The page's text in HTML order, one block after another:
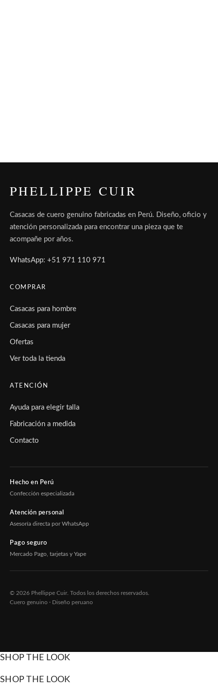
PHELLIPPE CUIR
Casacas de cuero genuino fabricadas en Perú. Diseño, oficio y
atención personalizada para encontrar una pieza que te
acompañe por años.
WhatsApp: +51 971 110 971
COMPRAR
Casacas para hombre
Casacas para mujer
Ofertas
Ver toda la tienda
ATENCIÓN
Ayuda para elegir talla
Fabricación a medida
Contacto
Hecho en Perú
Confección especializada
Atención personal
Asesoría directa por WhatsApp
Pago seguro
Mercado Pago, tarjetas y Yape
© 2026 Phellippe Cuir. Todos los derechos reservados.
Cuero genuino · Diseño peruano
SHOP THE LOOK
SHOP THE LOOK